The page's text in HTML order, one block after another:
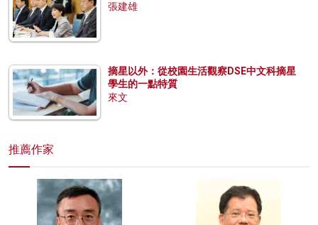
張建雄
摘星以外：從校園生活觀察DSE中文科摘星
學生的一點特質
來文
推薦作家